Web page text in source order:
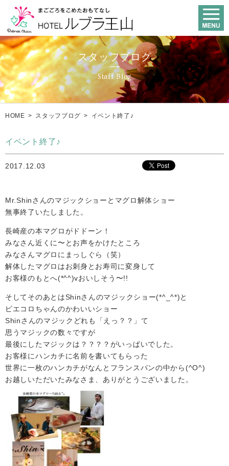
スタッフブログ
Staff Blog
HOME > スタッフブログ > イベント終了♪
イベント終了♪
2017.12.03
Mr.Shinさんのマジックショーとマグロ解体ショー
無事終了いたしました。
長崎産の本マグロがドドーン！
みなさん近くに〜とお声をかけたところ
みなさんマグロにまっしぐら（笑）
解体したマグロはお刺身とお寿司に変身して
お客様のもとへ(*^^)vおいしそう〜!!
そしてそのあとはShinさんのマジックショー(*^_^*)と
ピエコロちゃんのかわいいショー
Shinさんのマジックどれも「えっ？？」て
思うマジックの数々ですが
最後にしたマジックは？？？？がいっぱいでした。
お客様にハンカチに名前を書いてもらった
世界に一枚のハンカチがなんとフランスパンの中から(^O^)
お越しいただいたみなさま、ありがとうございました。